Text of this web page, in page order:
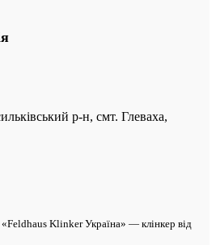
р-н, смт. Глеваха,
Klinker Україна» — клінкер від